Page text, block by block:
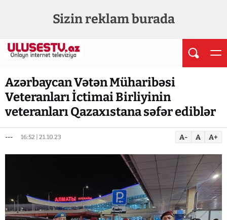
Sizin reklam burada
Azərbaycan Vətən Müharibəsi
Veteranları İctimai Birliyinin
veteranları Qazaxıstana səfər ediblər
--- 16:52 | 21.10.23 A- A A+